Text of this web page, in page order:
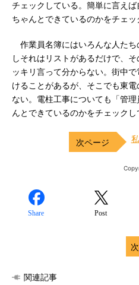
チェックしている。簡単に言えば
ちゃんとできているのかをチェッ
作業員名簿にはいろんな人た
しそれはリストがあるだけで、
ッキリ言って分からない。街中
けることがあるが、そこでも東
ない。電柱工事についても「管
んとできているのかをチェックし
Share Post
関連記事